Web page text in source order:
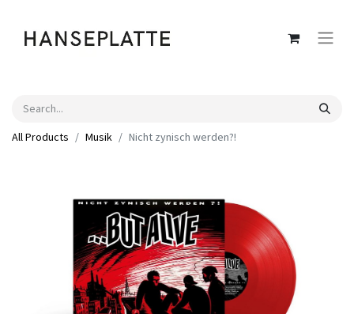
All Products Musik Nicht zynisch werden?!